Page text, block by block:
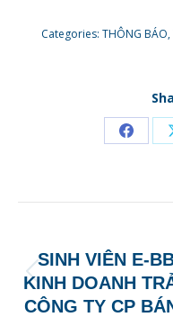
Categories: THÔNG BÁO,
Share
SINH VIÊN E-
KINH DOANH
CÔNG TY CP